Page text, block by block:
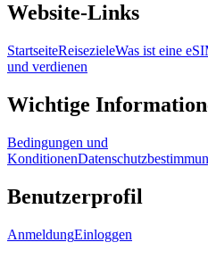
Website-Links
StartseiteReisezieleWas ist eine
und verdienen
Wichtige
Bedingungen und
Konditionen
Benutzerprofil
AnmeldungEinloggen